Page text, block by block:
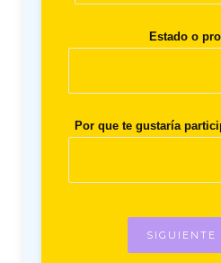
Estado o
Por que te gustaría